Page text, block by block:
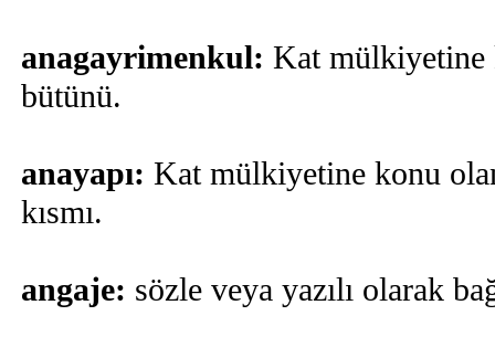
anagayrimenkul: Kat mülkiyetine
bütünü.
anayapı: Kat mülkiyetine konu
kısmı.
angaje: sözle veya yazılı olarak